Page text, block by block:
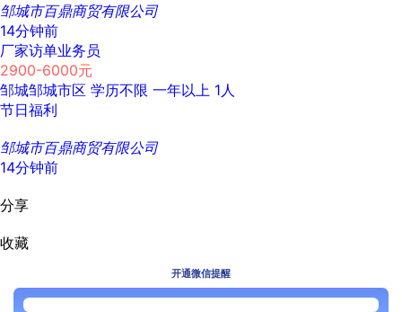
邹城市百鼎商贸有限公司
14分钟前
厂家访单业务员
2900-6000元
邹城邹城市区 学历不限 一年以上 1人
节日福利
邹城市百鼎商贸有限公司
14分钟前
分享
收藏
开通微信提醒